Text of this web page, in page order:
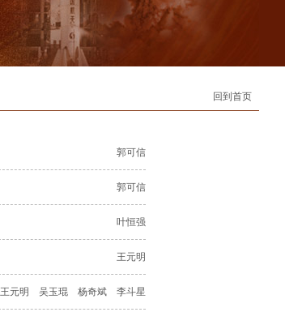
回到首页
郭可信
郭可信
叶恒强
王元明
王元明 吴玉琨 杨奇斌 李斗星